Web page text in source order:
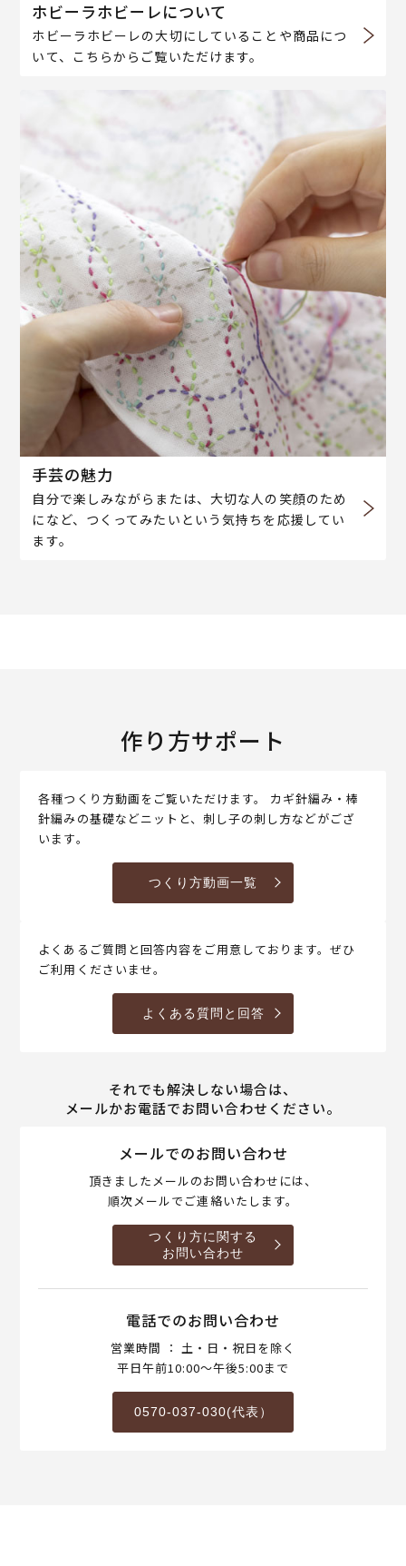
ホビーラホビーレについて
ホビーラホビーレの大切にしていることや商品につ
いて、こちらからご覧いただけます。
手芸の魅力
自分で楽しみながらまたは、大切な人の笑顔のため
になど、つくってみたいという気持ちを応援してい
ます。
作り方サポート
各種つくり方動画をご覧いただけます。 カギ針編み・棒
針編みの基礎などニットと、刺し子の刺し方などがござ
います。
つくり方動画一覧
よくあるご質問と回答内容をご用意しております。ぜひ
ご利用くださいませ。
よくある質問と回答
それでも解決しない場合は、
メールかお電話でお問い合わせください。
メールでのお問い合わせ
頂きましたメールのお問い合わせには、
順次メールでご連絡いたします。
つくり方に関する
お問い合わせ
電話でのお問い合わせ
営業時間 ： 土・日・祝日を除く
平日午前10:00～午後5:00まで
0570-037-030(代表）